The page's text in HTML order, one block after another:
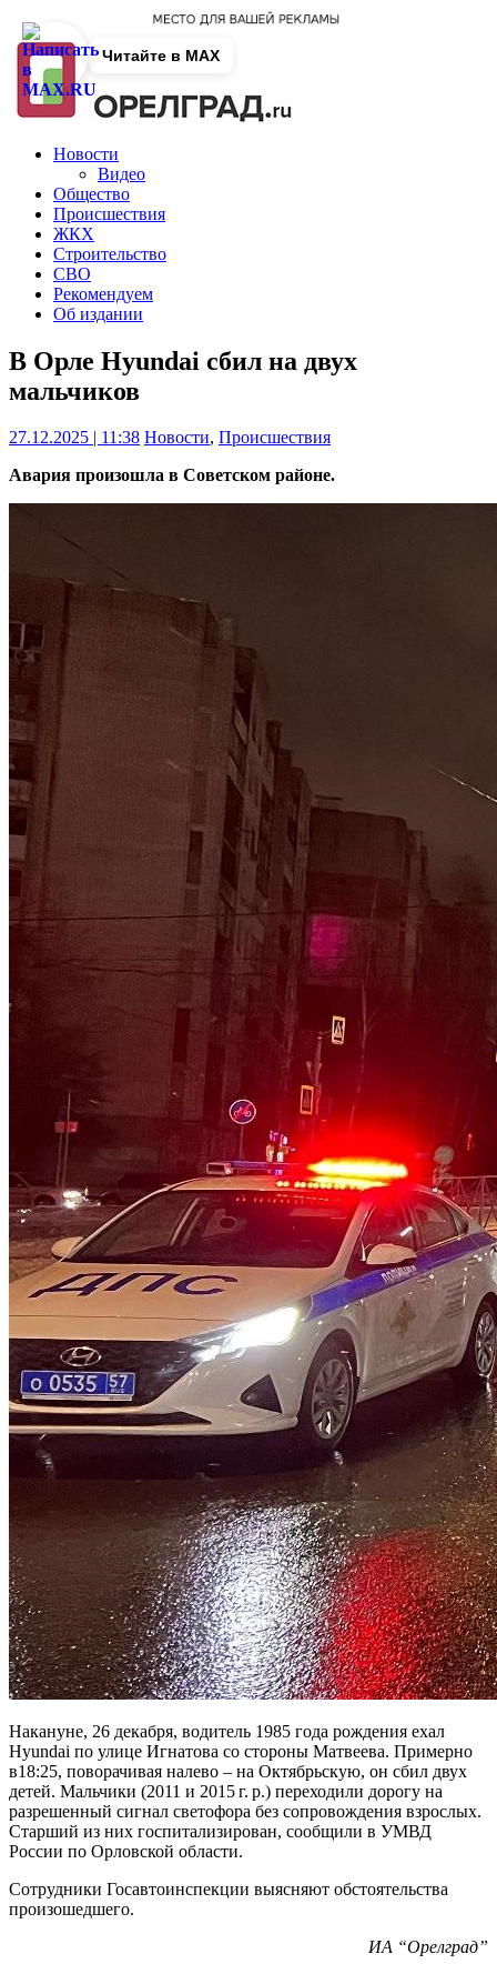
Новости
Видео
Общество
Происшествия
ЖКХ
Строительство
СВО
Рекомендуем
Об издании
В Орле Hyundai сбил на двух
мальчиков
27.12.2025 | 11:38 Новости, Происшествия
Авария произошла в Советском районе.
Накануне, 26 декабря, водитель 1985 года рождения ехал
Hyundai по улице Игнатова со стороны Матвеева. Примерно
в18:25, поворачивая налево – на Октябрьскую, он сбил двух
детей. Мальчики (2011 и 2015 г. р.) переходили дорогу на
разрешенный сигнал светофора без сопровождения взрослых.
Старший из них госпитализирован, сообщили в УМВД
России по Орловской области.
Сотрудники Госавтоинспекции выясняют обстоятельства
произошедшего.
ИА “Орелград”
Читайте в MAX